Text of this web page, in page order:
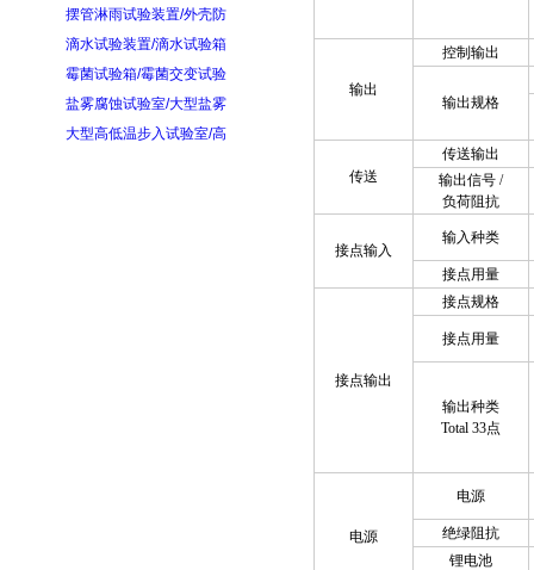
摆管淋雨试验装置/外壳防
滴水试验装置/滴水试验箱
霉菌试验箱/霉菌交变试验
盐雾腐蚀试验室/大型盐雾
大型高低温步入试验室/高
输出
控制输出
输出规格
传送
传送输出
输出信号/
负荷阻抗
接点输入
输入种类
接点用量
接点输出
接点规格
接点用量
输出种类
Total 33点
电源
电源
绝绿阻抗
锂电池